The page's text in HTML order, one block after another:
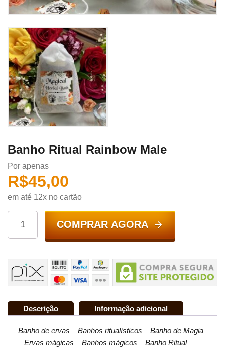
Banho Ritual Rainbow Male
Por apenas
R$45,00
em até 12x no cartão
COMPRAR AGORA
Descrição Informação adicional
Banho de ervas – Banhos ritualísticos – Banho de Magia
– Ervas mágicas – Banhos mágicos – Banho Ritual